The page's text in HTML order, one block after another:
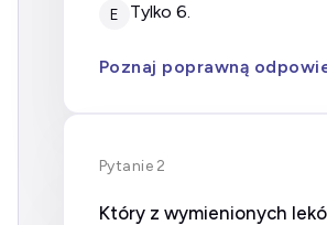
E tylko 6.
Poznaj poprawną
Pytanie 2
Który z wymienionych